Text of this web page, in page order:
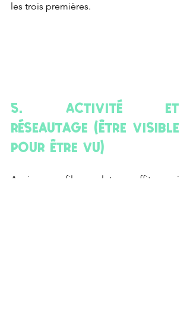
les trois premières.
5. Activité et
Réseautage (Être Visible
pour Être Vu)
Avoir un profil complet ne suffit pas si